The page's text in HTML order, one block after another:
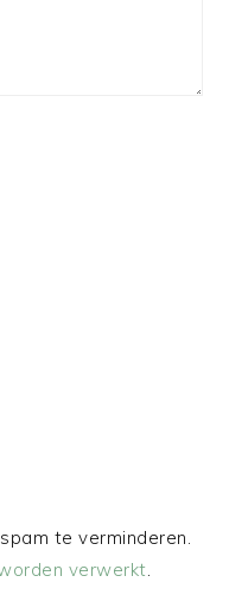
te verminderen.
verwerkt.